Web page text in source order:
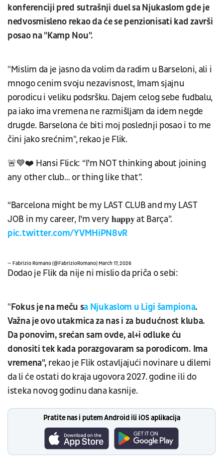
konferenciji pred sutrašnji duel sa Njukaslom gde je
nedvosmisleno rekao da će se penzionisati kad završi
posao na "Kamp Nou".
"Mislim da je jasno da volim da radim u Barseloni, ali i
mnogo cenim svoju nezavisnost, Imam sjajnu
porodicu i veliku podsršku. Dajem celog sebe fudbalu,
pa iako ima vremena ne razmišljam da idem negde
drugde. Barselona će biti moj poslednji posao i to me
čini jako srećnim", rekao je Flik.
🚨💙❤️ Hansi Flick: “I’m NOT thinking about joining
any other club… or thing like that”.
“Barcelona might be my LAST CLUB and my LAST
JOB in my career, I’m very 𝐡𝐚𝐩𝐩𝐲 at Barça”.
pic.twitter.com/YVMHiPN8vR
— Fabrizio Romano (@FabrizioRomano)March 17, 2026
Dodao je Flik da nije ni mislio da priča o sebi:
"Fokus je na meču sa Njukaslom u Ligi šampiona.
Važna je ovo utakmica za nas i za budućnost kluba.
Da ponovim, srećan sam ovde, al+i odluke ću
donositi tek kada porazgovaram sa porodicom. Ima
vremena", rekao je Flik ostavljajući novinare u dilemi
da li će ostati do kraja ugovora 2027. godine ili do
isteka novog godinu dana kasnije.
Pratite nas i putem Android ili iOS aplikacija